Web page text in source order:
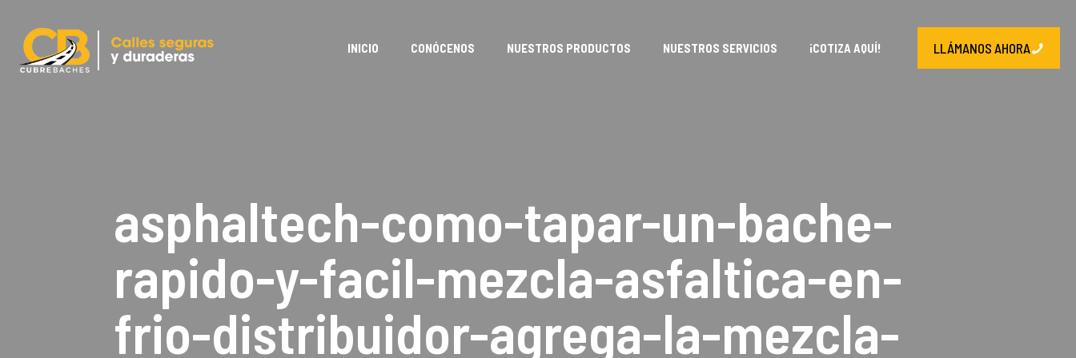
INICIO CONÓCENOS NUESTROS PRODUCTOS NUESTROS SERVICIOS ¡COTIZA AQUÍ! LLÁMANOS AHORA
asphaltech-como-tapar-un-bache-
rapido-y-facil-mezcla-asfaltica-en-
frio-distribuidor-agrega-la-mezcla-